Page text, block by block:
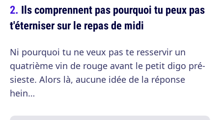
Ils comprennent pas pourquoi tu peux pas
t'éterniser sur le repas de midi
Ni pourquoi tu ne veux pas te resservir un
quatrième vin de rouge avant le petit digo pré-
sieste. Alors là, aucune idée de la réponse
hein…